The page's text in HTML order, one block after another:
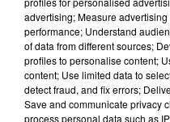
été confirmés.
advertising; Measure
performance; Understand
of data from different sources;
profiles to personalise content;
content; Use limited data to
detect fraud, and fix errors;
Save and communicate privacy
process personal data such as